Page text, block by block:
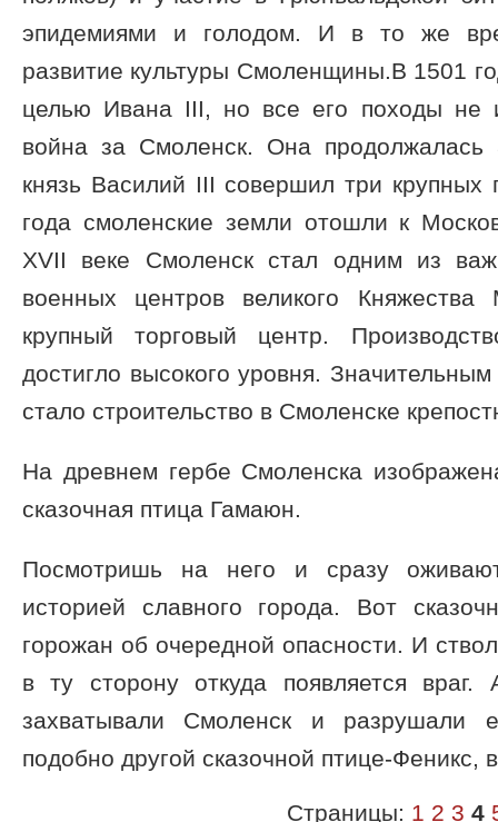
эпидемиями и голодом. И в то же
развитие культуры Смоленщины.В 1501
целью Ивана III, но все его походы не
война за Смоленск. Она продолжалась
князь Василий III совершил три крупных
года смоленские земли отошли к
XVII веке Смоленск стал одним из
военных центров великого Княжества
крупный торговый центр.
достигло высокого уровня.
стало строительство в Смоленске
На древнем гербе Смоленска
сказочная птица Гамаюн.
Посмотришь на него и сразу
историей славного города. Вот
горожан об очередной опасности. И
в ту сторону откуда появляется враг.
захватывали Смоленск и разрушали
подобно другой сказочной птице-Феникс,
Страницы: 1 2 3 4